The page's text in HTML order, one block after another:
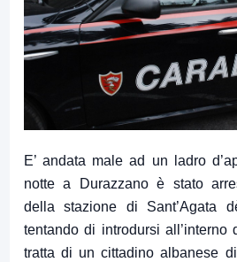
E’ andata male ad un ladro
notte a Durazzano è stato
della stazione di Sant’Agata
tentando di introdursi
tratta di un cittadino albanese